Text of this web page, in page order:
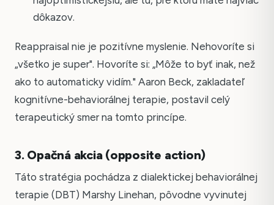
dôkazov.
Reappraisal nie je pozitívne myslenie. Nehovoríte si
„všetko je super". Hovoríte si: „Môže to byť inak, než
ako to automaticky vidím." Aaron Beck, zakladateľ
kognitívne-behaviorálnej terapie, postavil celý
terapeutický smer na tomto princípe.
3. Opačná akcia (opposite action)
Táto stratégia pochádza z dialektickej behaviorálnej
terapie (DBT) Marshy Linehan, pôvodne vyvinutej